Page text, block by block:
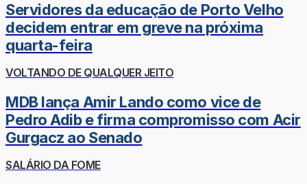
Servidores da educação de Porto Velho
decidem entrar em greve na próxima
quarta-feira
VOLTANDO DE QUALQUER JEITO
MDB lança Amir Lando como vice de
Pedro Adib e firma compromisso com Acir
Gurgacz ao Senado
SALÁRIO DA FOME